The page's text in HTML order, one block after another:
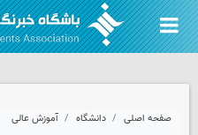
صفحه اصلی دانشگاه آموزش عالی